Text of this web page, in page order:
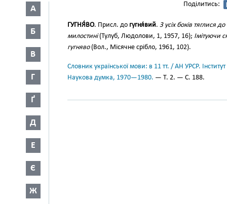
А
Б
В
Г
Ґ
Д
Е
Є
Ж
Поділитись:
ГУГНЯ́ВО. Присл. до гугня́вий. З усіх боків тяглися
милостині(Тулуб, Людолови, 1, 1957, 16); Імітуючи
гугняво(Вол., Місячне срібло, 1961, 102).
Словник української мови: в 11 тт. / АН УРСР.
Наукова думка, 1970—1980. — Т. 2. — С. 188.